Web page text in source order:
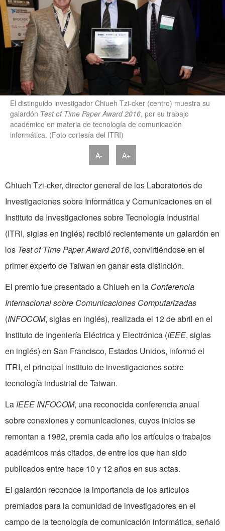
El distinguido investigador Chiueh Tzi-cker (centro) muestra su
galardón Test of Time Paper Award 2016, por su trabajo
académico en materia de tecnología de comunicación
informática. (Foto cortesía del ITRI)
A- A+
Chiueh Tzi-cker, director general de los Laboratorios de
Investigaciones sobre Informática y Comunicaciones en el
Instituto de Investigaciones sobre Tecnología Industrial
(ITRI, siglas en inglés) recibió recientemente un galardón en
los Test of Time Paper Award 2016, convirtiéndose en el
primer experto de Taiwan en ganar esta distinción.
El premio fue presentado a Chiueh en la Conferencia
Internacional sobre Comunicaciones Computarizadas
(INFOCOM, siglas en inglés), realizada el 12 de abril en el
Instituto de Ingeniería Eléctrica y Electrónica (IEEE, siglas
en inglés) en San Francisco, Estados Unidos, informó el
ITRI, el principal instituto de investigaciones sobre
tecnología industrial de Taiwan.
La IEEE INFOCOM, una reconocida conferencia anual
sobre conexiones y comunicaciones, cuyos inicios se
remontan a 1982, premia cada año los artículos o trabajos
académicos más citados, de entre los que han sido
publicados entre hace 10 y 12 años en sus actas.
El galardón reconoce la importancia de los artículos
premiados para la comunidad de investigadores en el
campo de la tecnología de comunicación informática, señaló